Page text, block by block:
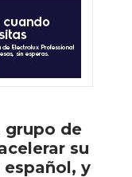
grupo de
su
y